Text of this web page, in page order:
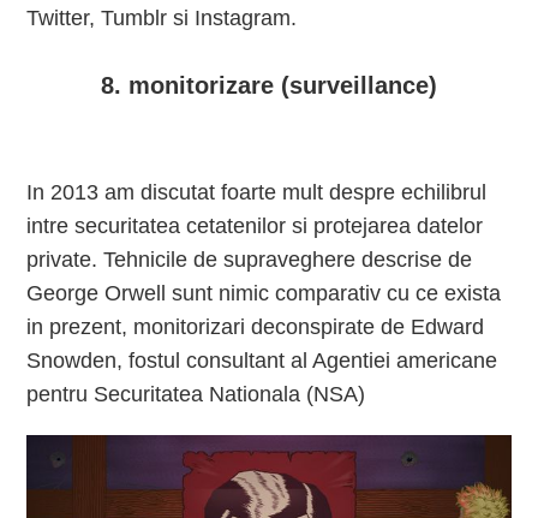
Twitter, Tumblr si Instagram.
8. monitorizare (surveillance)
In 2013 am discutat foarte mult despre echilibrul
intre securitatea cetatenilor si protejarea datelor
private. Tehnicile de supraveghere descrise de
George Orwell sunt nimic comparativ cu ce exista
in prezent, monitorizari deconspirate de Edward
Snowden, fostul consultant al Agentiei americane
pentru Securitatea Nationala (NSA)